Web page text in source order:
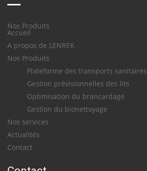
Nos Produits
Accueil
A propos de LENREK
Nos Produits
Plateforme des transports sanitaires
Gestion prévisionnelles des lits
Optimisation du brancardage
Gestion du bionettoyage
Nos services
Actualités
Contact